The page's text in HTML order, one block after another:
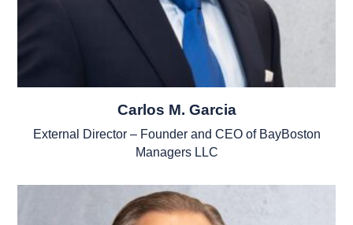
Carlos M. Garcia
External Director – Founder and CEO of BayBoston
Managers LLC